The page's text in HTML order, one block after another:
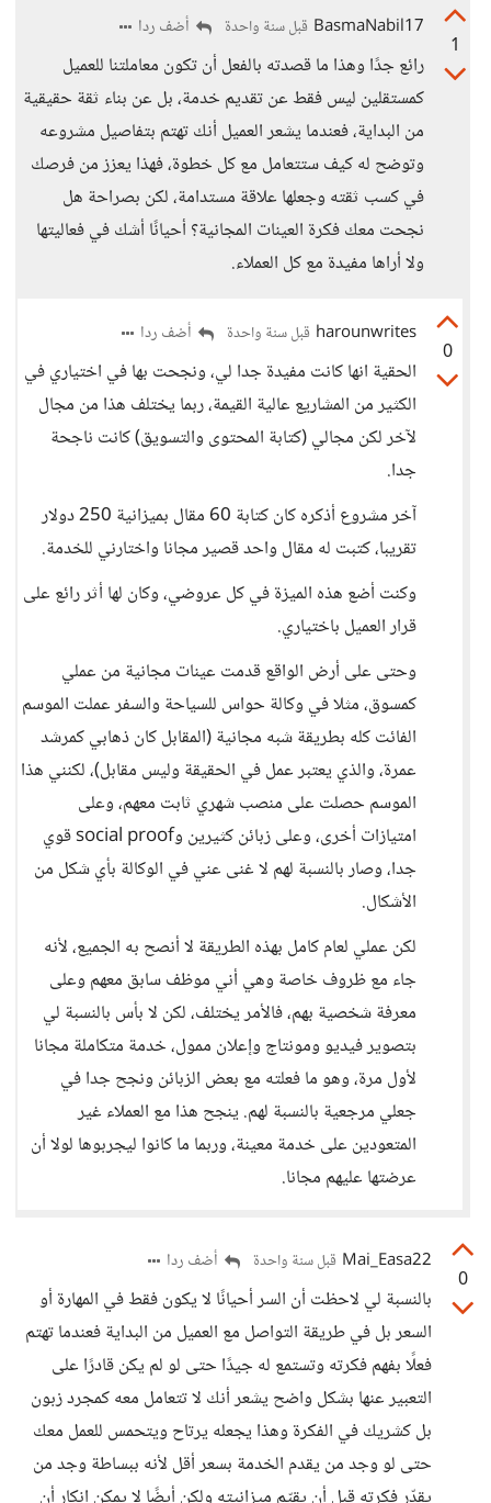
1
BasmaNabil17 قبل سنة واحدة أضف ردا
رائع جدًا وهذا ما قصدته بالفعل أن تكون معاملتنا للعميل
كمستقلين ليس فقط عن تقديم خدمة، بل عن بناء ثقة حقيقية
من البداية، فعندما يشعر العميل أنك تهتم بتفاصيل مشروعه
وتوضح له كيف ستتعامل مع كل خطوة، فهذا يعزز من فرصك
في كسب ثقته وجعلها علاقة مستدامة، لكن بصراحة هل
نجحت معك فكرة العينات المجانية؟ أحيانًا أشك في فعاليتها
ولا أراها مفيدة مع كل العملاء.
0
harounwrites قبل سنة واحدة أضف ردا
الحقية انها كانت مفيدة جدا لي، ونجحت بها في اختياري في
الكثير من المشاريع عالية القيمة، ربما يختلف هذا من مجال
لآخر لكن مجالي (كتابة المحتوى والتسويق) كانت ناجحة
جدا.
آخر مشروع أذكره كان كتابة 60 مقال بميزانية 250 دولار
تقريبا، كتبت له مقال واحد قصير مجانا واختارني للخدمة.
وكنت أضع هذه الميزة في كل عروضي، وكان لها أثر رائع على
قرار العميل باختياري.
وحتى على أرض الواقع قدمت عينات مجانية من عملي
كمسوق، مثلا في وكالة حواس للسياحة والسفر عملت الموسم
الفائت كله بطريقة شبه مجانية (المقابل كان ذهابي كمرشد
عمرة، والذي يعتبر عمل في الحقيقة وليس مقابل)، لكنني هذا
الموسم حصلت على منصب شهري ثابت معهم، وعلى
امتيازات أخرى، وعلى زبائن كثيرين وsocial proof قوي
جدا، وصار بالنسبة لهم لا غنى عني في الوكالة بأي شكل من
الأشكال.
لكن عملي لعام كامل بهذه الطريقة لا أنصح به الجميع، لأنه
جاء مع ظروف خاصة وهي أني موظف سابق معهم وعلى
معرفة شخصية بهم، فالأمر يختلف، لكن لا بأس بالنسبة لي
بتصوير فيديو ومونتاج وإعلان ممول، خدمة متكاملة مجانا
لأول مرة، وهو ما فعلته مع بعض الزبائن ونجح جدا في
جعلي مرجعية بالنسبة لهم. ينجح هذا مع العملاء غير
المتعودين على خدمة معينة، وربما ما كانوا ليجربوها لولا أن
عرضتها عليهم مجانا.
0
Mai_Easa22 قبل سنة واحدة أضف ردا
بالنسبة لي لاحظت أن السر أحيانًا لا يكون فقط في المهارة أو
السعر بل في طريقة التواصل مع العميل من البداية فعندما تهتم
فعلًا بفهم فكرته وتستمع له جيدًا حتى لو لم يكن قادرًا على
التعبير عنها بشكل واضح يشعر أنك لا تتعامل معه كمجرد زبون
بل كشريك في الفكرة وهذا يجعله يرتاح ويتحمس للعمل معك
حتى لو وجد من يقدم الخدمة بسعر أقل لأنه ببساطة وجد من